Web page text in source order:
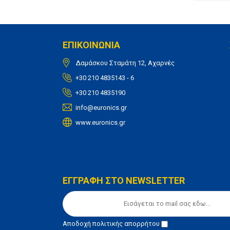
ΕΠΙΚΟΙΝΩΝΙΑ
Δαμάσκου Σταμάτη 12, Αχαρνές
+30 210 4835143 - 6
+30 210 4835190
info@euronics.gr
www.euronics.gr
ΕΓΓΡΑΦΗ ΣΤΟ NEWSLETTER
Αποδοχήπολιτικής απορρήτου